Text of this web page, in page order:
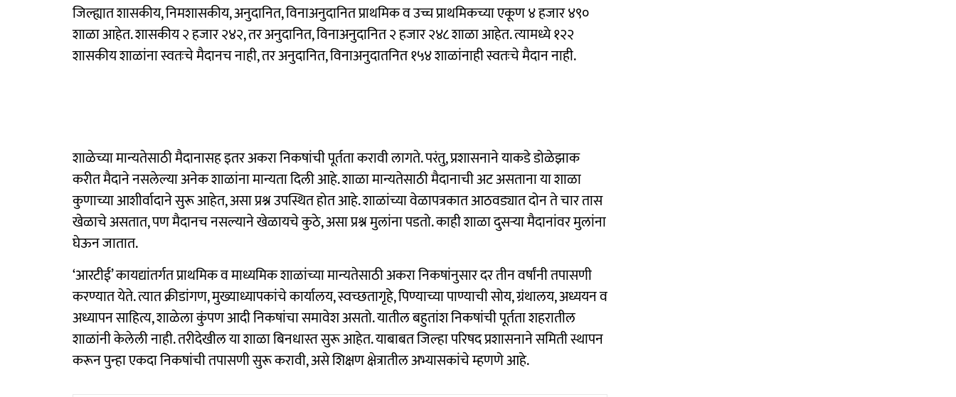
जिल्ह्यात शासकीय, निमशासकीय, अनुदानित, विनाअनुदानित प्राथमिक व उच्च प्राथमिकच्या एकूण ४ हजार ४९०
शाळा आहेत. शासकीय २ हजार २४२, तर अनुदानित, विनाअनुदानित २ हजार २४८ शाळा आहेत. त्यामध्ये १२२
शासकीय शाळांना स्वतःचे मैदानच नाही, तर अनुदानित, विनाअनुदातनित १५४ शाळांनाही स्वतःचे मैदान नाही.
शाळेच्या मान्यतेसाठी मैदानासह इतर अकरा निकषांची पूर्तता करावी लागते. परंतु, प्रशासनाने याकडे डोळेझाक
करीत मैदाने नसलेल्या अनेक शाळांना मान्यता दिली आहे. शाळा मान्यतेसाठी मैदानाची अट असताना या शाळा
कुणाच्या आशीर्वादाने सुरू आहेत, असा प्रश्न उपस्थित होत आहे. शाळांच्या वेळापत्रकात आठवड्यात दोन ते चार तास
खेळाचे असतात, पण मैदानच नसल्याने खेळायचे कुठे, असा प्रश्न मुलांना पडतो. काही शाळा दुसऱ्या मैदानांवर मुलांना
घेऊन जातात.
‘आरटीई’ कायद्यांतर्गत प्राथमिक व माध्यमिक शाळांच्या मान्यतेसाठी अकरा निकषांनुसार दर तीन वर्षांनी तपासणी
करण्यात येते. त्यात क्रीडांगण, मुख्याध्यापकांचे कार्यालय, स्वच्छतागृहे, पिण्याच्या पाण्याची सोय, ग्रंथालय, अध्ययन व
अध्यापन साहित्य, शाळेला कुंपण आदी निकषांचा समावेश असतो. यातील बहुतांश निकषांची पूर्तता शहरातील
शाळांनी केलेली नाही. तरीदेखील या शाळा बिनधास्त सुरू आहेत. याबाबत जिल्हा परिषद प्रशासनाने समिती स्थापन
करून पुन्हा एकदा निकषांची तपासणी सुरू करावी, असे शिक्षण क्षेत्रातील अभ्यासकांचे म्हणणे आहे.